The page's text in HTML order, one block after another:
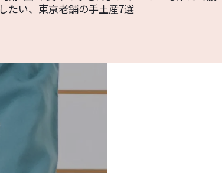
したい、東京老舗の手土産7選